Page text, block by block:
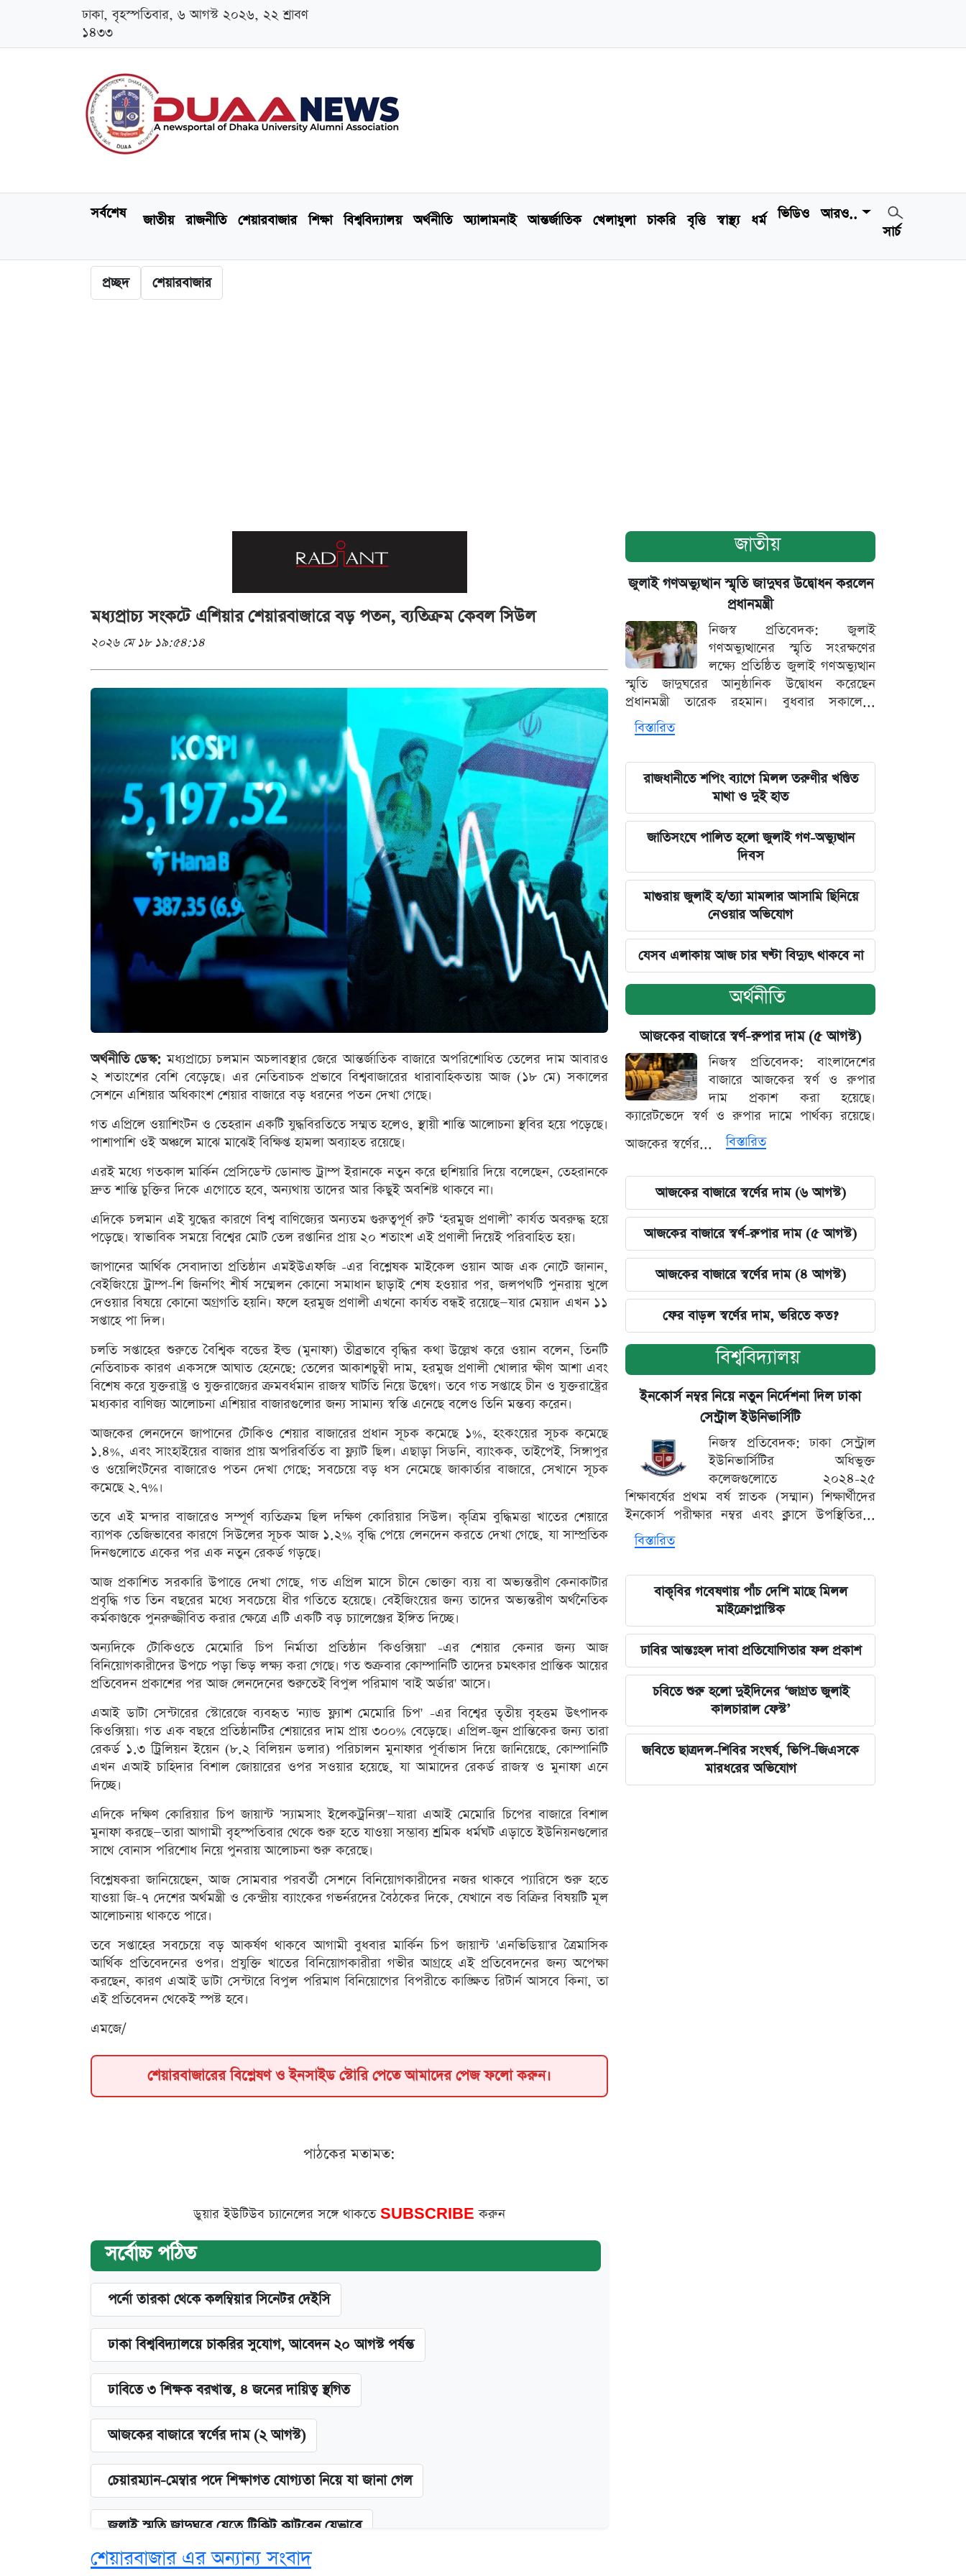
ঢাকা, বৃহস্পতিবার, ৬ আগস্ট ২০২৬, ২২ শ্রাবণ
১৪৩৩
সর্বশেষ জাতীয় রাজনীতি শেয়ারবাজার শিক্ষা বিশ্ববিদ্যালয় অর্থনীতি অ্যালামনাই আন্তর্জাতিক খেলাধুলা চাকরি বৃত্তি স্বাস্থ্য ধর্ম ভিডিও
আরও..
সার্চ
প্রচ্ছদ শেয়ারবাজার
মধ্যপ্রাচ্য সংকটে এশিয়ার শেয়ারবাজারে বড় পতন, ব্যতিক্রম কেবল সিউল
২০২৬ মে ১৮ ১৯:৫৪:১৪
অর্থনীতি ডেস্ক: মধ্যপ্রাচ্যে চলমান অচলাবস্থার জেরে আন্তর্জাতিক বাজারে অপরিশোধিত তেলের দাম আবারও
২ শতাংশের বেশি বেড়েছে। এর নেতিবাচক প্রভাবে বিশ্ববাজারের ধারাবাহিকতায় আজ (১৮ মে) সকালের
সেশনে এশিয়ার অধিকাংশ শেয়ার বাজারে বড় ধরনের পতন দেখা গেছে।
গত এপ্রিলে ওয়াশিংটন ও তেহরান একটি যুদ্ধবিরতিতে সম্মত হলেও, স্থায়ী শান্তি আলোচনা স্থবির হয়ে পড়েছে।
পাশাপাশি ওই অঞ্চলে মাঝে মাঝেই বিক্ষিপ্ত হামলা অব্যাহত রয়েছে।
এরই মধ্যে গতকাল মার্কিন প্রেসিডেন্ট ডোনাল্ড ট্রাম্প ইরানকে নতুন করে হুশিয়ারি দিয়ে বলেছেন, তেহরানকে
দ্রুত শান্তি চুক্তির দিকে এগোতে হবে, অন্যথায় তাদের আর কিছুই অবশিষ্ট থাকবে না।
এদিকে চলমান এই যুদ্ধের কারণে বিশ্ব বাণিজ্যের অন্যতম গুরুত্বপূর্ণ রুট ‘হরমুজ প্রণালী’ কার্যত অবরুদ্ধ হয়ে
পড়েছে। স্বাভাবিক সময়ে বিশ্বের মোট তেল রপ্তানির প্রায় ২০ শতাংশ এই প্রণালী দিয়েই পরিবাহিত হয়।
জাপানের আর্থিক সেবাদাতা প্রতিষ্ঠান এমইউএফজি -এর বিশ্লেষক মাইকেল ওয়ান আজ এক নোটে জানান,
বেইজিংয়ে ট্রাম্প-শি জিনপিং শীর্ষ সম্মেলন কোনো সমাধান ছাড়াই শেষ হওয়ার পর, জলপথটি পুনরায় খুলে
দেওয়ার বিষয়ে কোনো অগ্রগতি হয়নি। ফলে হরমুজ প্রণালী এখনো কার্যত বন্ধই রয়েছে—যার মেয়াদ এখন ১১
সপ্তাহে পা দিল।
চলতি সপ্তাহের শুরুতে বৈশ্বিক বন্ডের ইল্ড (মুনাফা) তীব্রভাবে বৃদ্ধির কথা উল্লেখ করে ওয়ান বলেন, তিনটি
নেতিবাচক কারণ একসঙ্গে আঘাত হেনেছে: তেলের আকাশচুম্বী দাম, হরমুজ প্রণালী খোলার ক্ষীণ আশা এবং
বিশেষ করে যুক্তরাষ্ট্র ও যুক্তরাজ্যের ক্রমবর্ধমান রাজস্ব ঘাটতি নিয়ে উদ্বেগ। তবে গত সপ্তাহে চীন ও যুক্তরাষ্ট্রের
মধ্যকার বাণিজ্য আলোচনা এশিয়ার বাজারগুলোর জন্য সামান্য স্বস্তি এনেছে বলেও তিনি মন্তব্য করেন।
আজকের লেনদেনে জাপানের টোকিও শেয়ার বাজারের প্রধান সূচক কমেছে ১%, হংকংয়ের সূচক কমেছে
১.৪%, এবং সাংহাইয়ের বাজার প্রায় অপরিবর্তিত বা ফ্ল্যাট ছিল। এছাড়া সিডনি, ব্যাংকক, তাইপেই, সিঙ্গাপুর
ও ওয়েলিংটনের বাজারেও পতন দেখা গেছে; সবচেয়ে বড় ধস নেমেছে জাকার্তার বাজারে, সেখানে সূচক
কমেছে ২.৭%।
তবে এই মন্দার বাজারেও সম্পূর্ণ ব্যতিক্রম ছিল দক্ষিণ কোরিয়ার সিউল। কৃত্রিম বুদ্ধিমত্তা খাতের শেয়ারে
ব্যাপক তেজিভাবের কারণে সিউলের সূচক আজ ১.২% বৃদ্ধি পেয়ে লেনদেন করতে দেখা গেছে, যা সাম্প্রতিক
দিনগুলোতে একের পর এক নতুন রেকর্ড গড়ছে।
আজ প্রকাশিত সরকারি উপাত্তে দেখা গেছে, গত এপ্রিল মাসে চীনে ভোক্তা ব্যয় বা অভ্যন্তরীণ কেনাকাটার
প্রবৃদ্ধি গত তিন বছরের মধ্যে সবচেয়ে ধীর গতিতে হয়েছে। বেইজিংয়ের জন্য তাদের অভ্যন্তরীণ অর্থনৈতিক
কর্মকাণ্ডকে পুনরুজ্জীবিত করার ক্ষেত্রে এটি একটি বড় চ্যালেঞ্জের ইঙ্গিত দিচ্ছে।
অন্যদিকে টোকিওতে মেমোরি চিপ নির্মাতা প্রতিষ্ঠান 'কিওক্সিয়া' -এর শেয়ার কেনার জন্য আজ
বিনিয়োগকারীদের উপচে পড়া ভিড় লক্ষ্য করা গেছে। গত শুক্রবার কোম্পানিটি তাদের চমৎকার প্রান্তিক আয়ের
প্রতিবেদন প্রকাশের পর আজ লেনদেনের শুরুতেই বিপুল পরিমাণ 'বাই অর্ডার' আসে।
এআই ডাটা সেন্টারের স্টোরেজে ব্যবহৃত 'ন্যান্ড ফ্ল্যাশ মেমোরি চিপ' -এর বিশ্বের তৃতীয় বৃহত্তম উৎপাদক
কিওক্সিয়া। গত এক বছরে প্রতিষ্ঠানটির শেয়ারের দাম প্রায় ৩০০% বেড়েছে। এপ্রিল-জুন প্রান্তিকের জন্য তারা
রেকর্ড ১.৩ ট্রিলিয়ন ইয়েন (৮.২ বিলিয়ন ডলার) পরিচালন মুনাফার পূর্বাভাস দিয়ে জানিয়েছে, কোম্পানিটি
এখন এআই চাহিদার বিশাল জোয়ারের ওপর সওয়ার হয়েছে, যা আমাদের রেকর্ড রাজস্ব ও মুনাফা এনে
দিচ্ছে।
এদিকে দক্ষিণ কোরিয়ার চিপ জায়ান্ট 'স্যামসাং ইলেকট্রনিক্স'—যারা এআই মেমোরি চিপের বাজারে বিশাল
মুনাফা করছে—তারা আগামী বৃহস্পতিবার থেকে শুরু হতে যাওয়া সম্ভাব্য শ্রমিক ধর্মঘট এড়াতে ইউনিয়নগুলোর
সাথে বোনাস পরিশোধ নিয়ে পুনরায় আলোচনা শুরু করেছে।
বিশ্লেষকরা জানিয়েছেন, আজ সোমবার পরবর্তী সেশনে বিনিয়োগকারীদের নজর থাকবে প্যারিসে শুরু হতে
যাওয়া জি-৭ দেশের অর্থমন্ত্রী ও কেন্দ্রীয় ব্যাংকের গভর্নরদের বৈঠকের দিকে, যেখানে বন্ড বিক্রির বিষয়টি মূল
আলোচনায় থাকতে পারে।
তবে সপ্তাহের সবচেয়ে বড় আকর্ষণ থাকবে আগামী বুধবার মার্কিন চিপ জায়ান্ট 'এনভিডিয়া'র ত্রৈমাসিক
আর্থিক প্রতিবেদনের ওপর। প্রযুক্তি খাতের বিনিয়োগকারীরা গভীর আগ্রহে এই প্রতিবেদনের জন্য অপেক্ষা
করছেন, কারণ এআই ডাটা সেন্টারে বিপুল পরিমাণ বিনিয়োগের বিপরীতে কাঙ্ক্ষিত রিটার্ন আসবে কিনা, তা
এই প্রতিবেদন থেকেই স্পষ্ট হবে।
এমজে/
শেয়ারবাজারের বিশ্লেষণ ও ইনসাইড স্টোরি পেতে আমাদের পেজ ফলো করুন।
পাঠকের মতামত:
ডুয়ার ইউটিউব চ্যানেলের সঙ্গে থাকতে SUBSCRIBEকরুন
সর্বোচ্চ পঠিত
পর্নো তারকা থেকে কলম্বিয়ার সিনেটর দেইসি
ঢাকা বিশ্ববিদ্যালয়ে চাকরির সুযোগ, আবেদন ২০ আগস্ট পর্যন্ত
ঢাবিতে ৩ শিক্ষক বরখাস্ত, ৪ জনের দায়িত্ব স্থগিত
আজকের বাজারে স্বর্ণের দাম (২ আগস্ট)
চেয়ারম্যান-মেম্বার পদে শিক্ষাগত যোগ্যতা নিয়ে যা জানা গেল
জুলাই স্মৃতি জাদুঘরে যেতে টিকিট কাটবেন যেভাবে
বিনামূল্যে এআই প্রশিক্ষণ, মিলবে দৈনিক ২০০ টাকা ভাতা
শেয়ারবাজার এর অন্যান্য সংবাদ
জাতীয়
জুলাই গণঅভ্যুত্থান স্মৃতি জাদুঘর উদ্বোধন করলেন
প্রধানমন্ত্রী
নিজস্ব প্রতিবেদক: জুলাই
গণঅভ্যুত্থানের স্মৃতি সংরক্ষণের
লক্ষ্যে প্রতিষ্ঠিত জুলাই গণঅভ্যুত্থান
স্মৃতি জাদুঘরের আনুষ্ঠানিক উদ্বোধন করেছেন
প্রধানমন্ত্রী তারেক রহমান। বুধবার সকালে...
বিস্তারিত
রাজধানীতে শপিং ব্যাগে মিলল তরুণীর খণ্ডিত
মাথা ও দুই হাত
জাতিসংঘে পালিত হলো জুলাই গণ-অভ্যুত্থান
দিবস
মাগুরায় জুলাই হ/ত্যা মামলার আসামি ছিনিয়ে
নেওয়ার অভিযোগ
যেসব এলাকায় আজ চার ঘণ্টা বিদ্যুৎ থাকবে না
অর্থনীতি
আজকের বাজারে স্বর্ণ-রুপার দাম (৫ আগস্ট)
নিজস্ব প্রতিবেদক: বাংলাদেশের
বাজারে আজকের স্বর্ণ ও রুপার
দাম প্রকাশ করা হয়েছে।
ক্যারেটভেদে স্বর্ণ ও রুপার দামে পার্থক্য রয়েছে।
আজকের স্বর্ণের...
বিস্তারিত
আজকের বাজারে স্বর্ণের দাম (৬ আগস্ট)
আজকের বাজারে স্বর্ণ-রুপার দাম (৫ আগস্ট)
আজকের বাজারে স্বর্ণের দাম (৪ আগস্ট)
ফের বাড়ল স্বর্ণের দাম, ভরিতে কত?
বিশ্ববিদ্যালয়
ইনকোর্স নম্বর নিয়ে নতুন নির্দেশনা দিল ঢাকা
সেন্ট্রাল ইউনিভার্সিটি
নিজস্ব প্রতিবেদক: ঢাকা সেন্ট্রাল
ইউনিভার্সিটির অধিভুক্ত
কলেজগুলোতে ২০২৪-২৫
শিক্ষাবর্ষের প্রথম বর্ষ স্নাতক (সম্মান) শিক্ষার্থীদের
ইনকোর্স পরীক্ষার নম্বর এবং ক্লাসে উপস্থিতির...
বিস্তারিত
বাকৃবির গবেষণায় পাঁচ দেশি মাছে মিলল
মাইক্রোপ্লাস্টিক
ঢাবির আন্তঃহল দাবা প্রতিযোগিতার ফল প্রকাশ
চবিতে শুরু হলো দুইদিনের ‘জাগ্রত জুলাই
কালচারাল ফেস্ট’
জবিতে ছাত্রদল-শিবির সংঘর্ষ, ভিপি-জিএসকে
মারধরের অভিযোগ